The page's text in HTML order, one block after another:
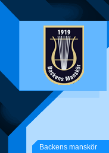
Backens manskör